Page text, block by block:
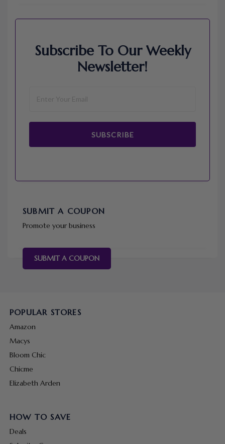
Subscribe To Our Weekly
Newsletter!
SUBSCRIBE
SUBMIT A COUPON
Promote your business
SUBMIT A COUPON
POPULAR STORES
Amazon
Macys
Bloom Chic
Chicme
Elizabeth Arden
HOW TO SAVE
Deals